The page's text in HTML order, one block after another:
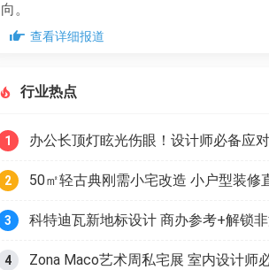
向。
查看详细报道
行业热点
1 办公长顶灯眩光伤眼！设计师必备应
2 50㎡轻古典刚需小宅改造 小户型装修
3
4 Zona Maco艺术周私宅展 室内设计师